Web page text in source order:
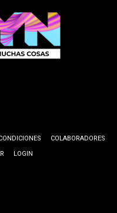
COLABORADORES
LOGIN